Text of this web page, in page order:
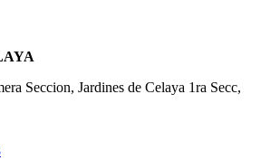
Seccion, Jardines de Celaya 1ra Secc,